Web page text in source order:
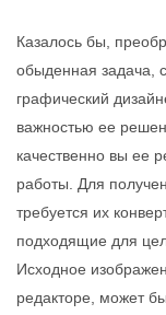
Казалось бы,
обыденная задача,
графический
важностью ее
качественно вы ее
работы. Для
требуется их
подходящие для
Исходное
редакторе, может